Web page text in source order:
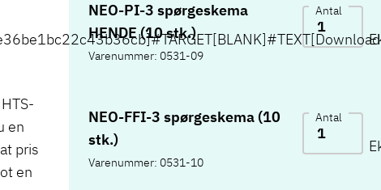
NEO-PI-3 spørgeskema
HENDE (10 stk.)
Varenummer: 0531-09
Antal
NEO-FFI-3 spørgeskema (10
stk.)
Varenummer: 0531-10
Antal
en
pris
en